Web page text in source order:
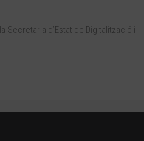
Secretaria d’Estat de Digitalització i